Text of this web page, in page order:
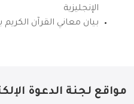
الإنجليزية
بيان معاني القرآن الكريم
مواقع لجنة الدعوة